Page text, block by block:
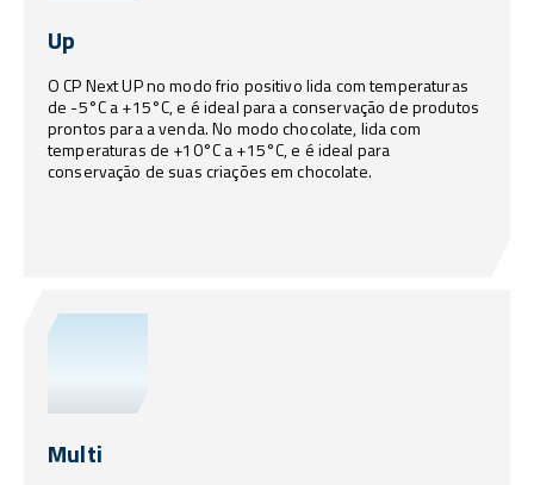
Up
O CP Next UP no modo frio positivo lida com temperaturas
de -5°C a +15°C, e é ideal para a conservação de produtos
prontos para a venda. No modo chocolate, lida com
temperaturas de +10°C a +15°C, e é ideal para
conservação de suas criações em chocolate.
Multi